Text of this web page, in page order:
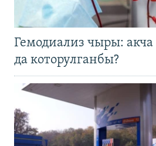
Гемодиализ чыры:
да которулганбы?